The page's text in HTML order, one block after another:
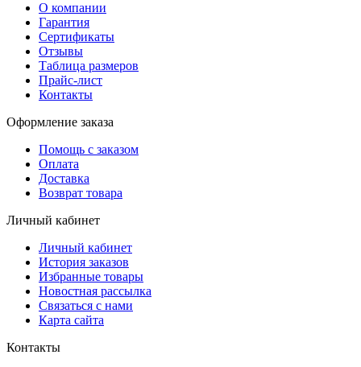
О компании
Гарантия
Сертификаты
Отзывы
Таблица размеров
Прайс-лист
Контакты
Оформление заказа
Помощь с заказом
Оплата
Доставка
Возврат товара
Личный кабинет
Личный кабинет
История заказов
Избранные товары
Новостная рассылка
Связаться с нами
Карта сайта
Контакты